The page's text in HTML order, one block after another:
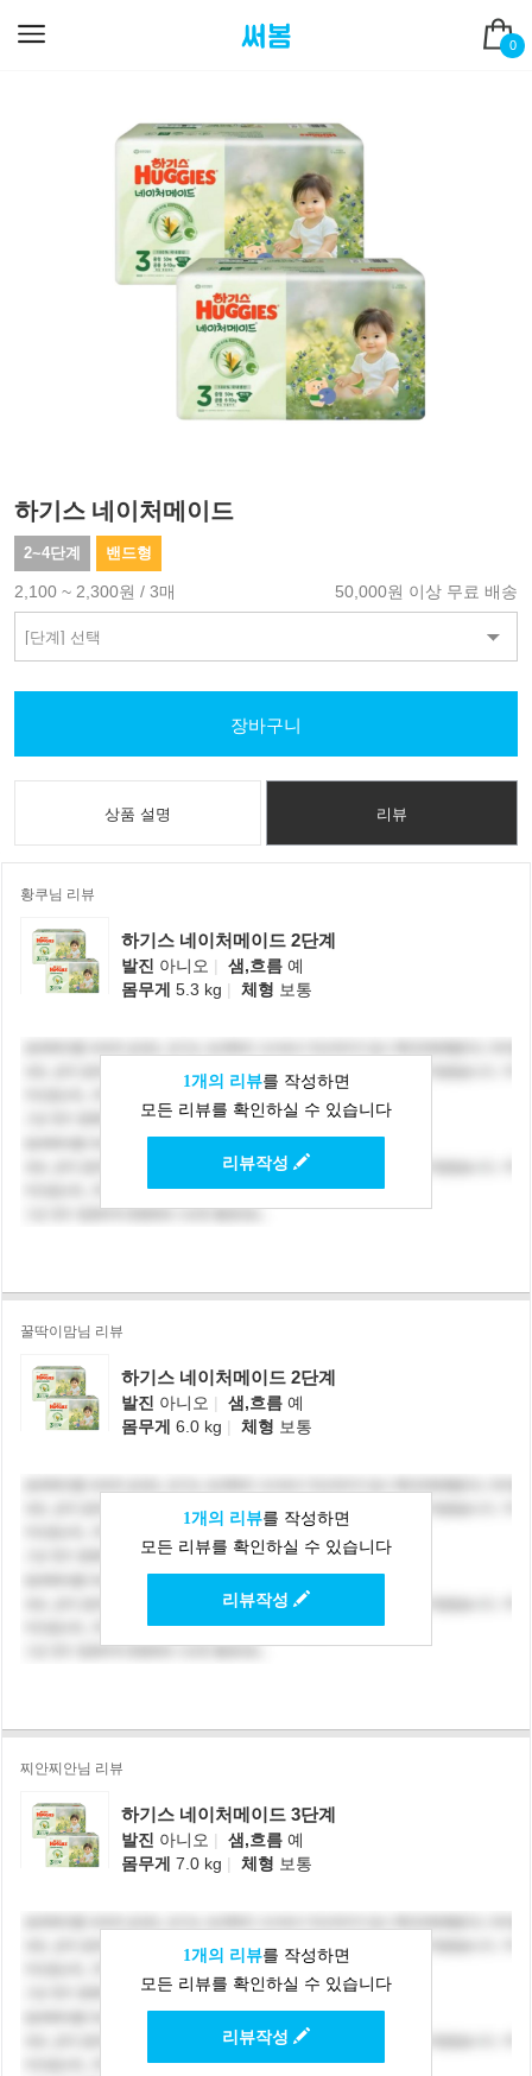
0
하기스 네이처메이드
2~4단계 밴드형
2,100 ~ 2,300원 / 3매 50,000원 이상 무료 배송
장바구니
상품 설명 리뷰
황쿠님 리뷰
하기스 네이처메이드 2단계
발진 아니오 | 샘,흐름 예
몸무게 5.3 kg | 체형 보통
1개의 리뷰를 작성하면
모든 리뷰를 확인하실 수 있습니다
리뷰작성
꿀딱이맘님 리뷰
하기스 네이처메이드 2단계
발진 아니오 | 샘,흐름 예
몸무게 6.0 kg | 체형 보통
1개의 리뷰를 작성하면
모든 리뷰를 확인하실 수 있습니다
리뷰작성
찌안찌안님 리뷰
하기스 네이처메이드 3단계
발진 아니오 | 샘,흐름 예
몸무게 7.0 kg | 체형 보통
1개의 리뷰를 작성하면
모든 리뷰를 확인하실 수 있습니다
리뷰작성